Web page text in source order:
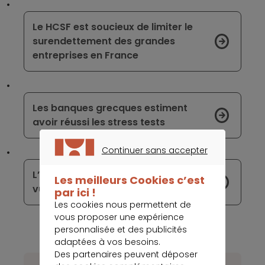
Le HCSF est soucieux de limiter le
surendettement des grandes
entreprises en France
Les banques grecques estiment
avoir réussi les stress tests
L’année 2018 annonce un compte à
vue plus cher
Continuer sans accepter
Les meilleurs Cookies c’est
par ici !
Les cookies nous permettent de
vous proposer une expérience
personnalisée et des publicités
adaptées à vos besoins.
Des partenaires peuvent déposer